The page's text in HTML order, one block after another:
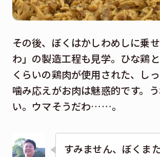
その後、ぼくはかしわめしに乗
わ」の製造工程も見学。ひな鶏
くらいの鶏肉が使用された、し
噛み応えがお肉は魅惑的です。
い。ウマそうだわ……。
すみません、ぼくま